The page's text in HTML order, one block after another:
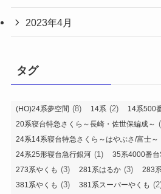
2023年4月
タグ
(HO)24系夢空間 (8) 14系 (2) 14系500
20系寝台特急さくら～長崎・佐世保編成～
24系14系寝台特急さくら～はやぶさ/富士～
24系25形寝台急行銀河 (1) 35系4000番
273系やくも (3) 281系はるか (3) 283
381系やくも (3) 381系スーパーやくも